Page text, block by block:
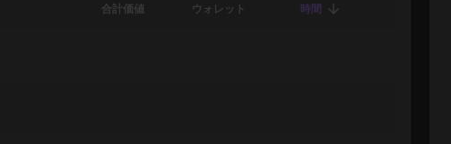
合計価値 ウォレット 時間